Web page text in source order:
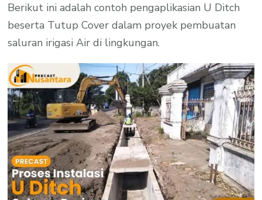
Berikut ini adalah contoh pengaplikasian U Ditch
beserta Tutup Cover dalam proyek pembuatan
saluran irigasi Air di lingkungan.